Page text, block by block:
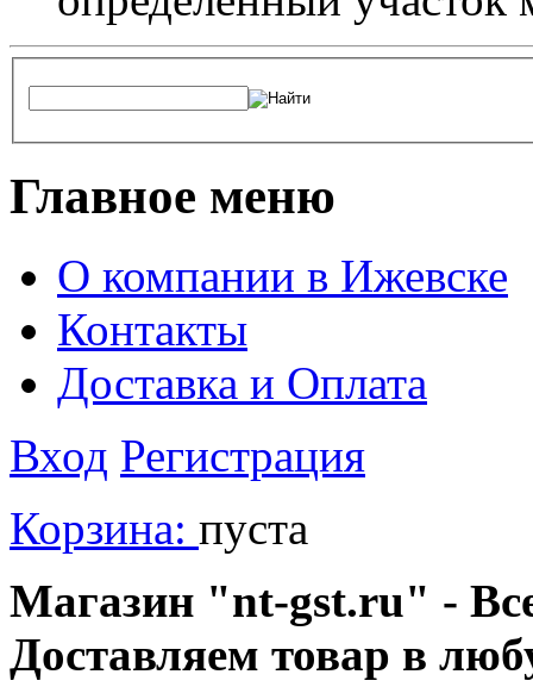
Главное меню
О компании в Ижевске
Контакты
Доставка и Оплата
Вход Регистрация
Корзина: пуста
Магазин "nt-gst.ru" -
Доставляем товар в